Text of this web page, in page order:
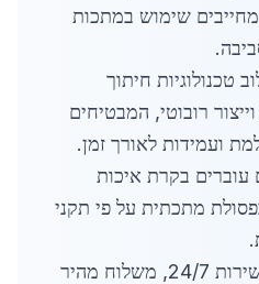
שימוש במתכות
טכנולוגיות חיתוך
רובוטי, המבטיחים
ועמידות לאורך זמן.
עוברים בקרת איכות
מתכתית על פי תקני
לקוחות באלעד נהנים משירות 24/7, משלוח מהיר